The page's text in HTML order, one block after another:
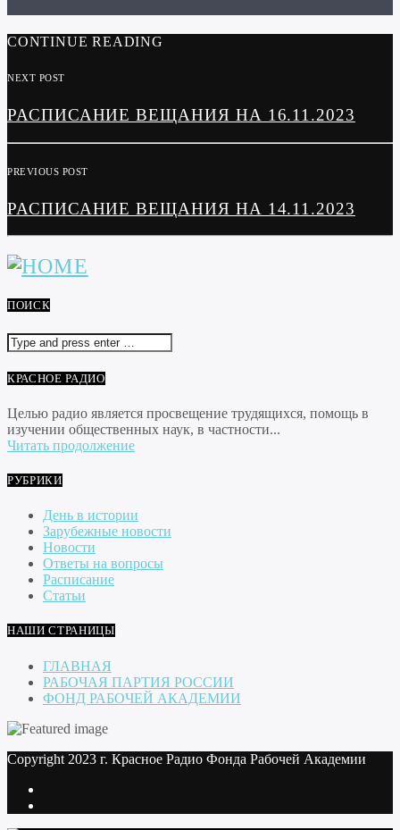
CONTINUE READING
NEXT POST
РАСПИСАНИЕ ВЕЩАНИЯ НА 16.11.2023
PREVIOUS POST
РАСПИСАНИЕ ВЕЩАНИЯ НА 14.11.2023
ПОИСК
КРАСНОЕ РАДИО
Целью радио является просвещение трудящихся, помощь в
изучении общественных наук, в частности...
Читать продолжение
РУБРИКИ
День в истории
Зарубежные новости
Новости
Ответы на вопросы
Расписание
Статьи
НАШИ СТРАНИЦЫ
ГЛАВНАЯ
РАБОЧАЯ ПАРТИЯ РОССИИ
ФОНД РАБОЧЕЙ АКАДЕМИИ
Copyright 2023 г. Красное Радио Фонда Рабочей Академии